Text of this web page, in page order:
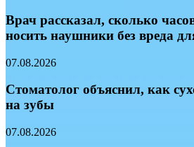
Врач рассказал, сколько
носить наушники без вреда
07.08.2026
Стоматолог объяснил, как
на зубы
07.08.2026